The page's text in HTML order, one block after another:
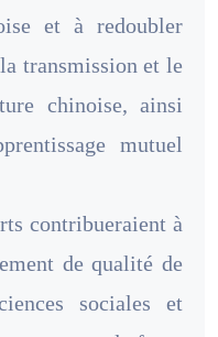
et à redoubler
transmission et le
chinoise, ainsi
mutuel
contribueraient à
de qualité de
sociales et